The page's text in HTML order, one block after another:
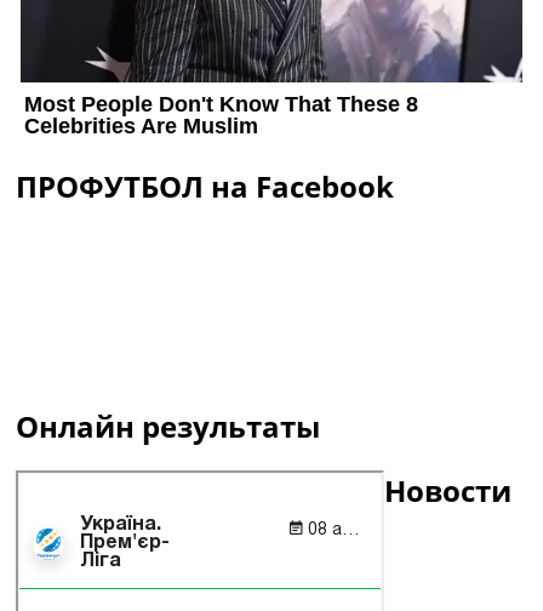
ПРОФУТБОЛ на Facebook
Онлайн результаты
Новости